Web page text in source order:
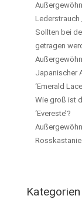
Lederstrauch
Sollten bei
getragen
Japanischer
‘Emerald
Wie groß ist
‘Evereste’?
Kategorien